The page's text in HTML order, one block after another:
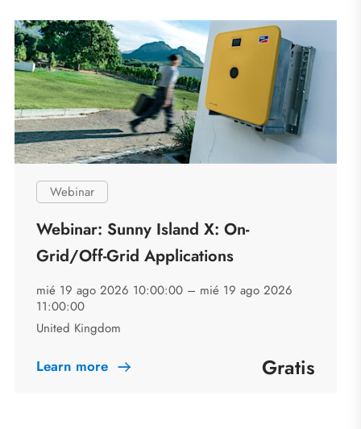
Webinar
Webinar: Sunny Island X: On-
Grid/Off-Grid Applications
mié 19 ago 2026 10:00:00 – mié 19 ago 2026
11:00:00
United Kingdom
Learn more Gratis